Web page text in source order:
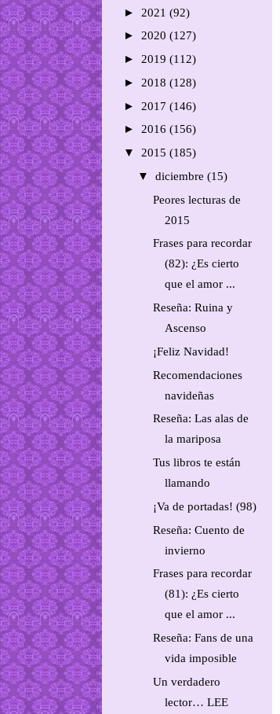
► 2021 (92)
► 2020 (127)
► 2019 (112)
► 2018 (128)
► 2017 (146)
► 2016 (156)
▼ 2015 (185)
▼ diciembre (15)
Peores lecturas de
2015
Frases para recordar
(82): ¿Es cierto
que el amor ...
Reseña: Ruina y
Ascenso
¡Feliz Navidad!
Recomendaciones
navideñas
Reseña: Las alas de
la mariposa
Tus libros te están
llamando
¡Va de portadas! (98)
Reseña: Cuento de
invierno
Frases para recordar
(81): ¿Es cierto
que el amor ...
Reseña: Fans de una
vida imposible
Un verdadero
lector… LEE